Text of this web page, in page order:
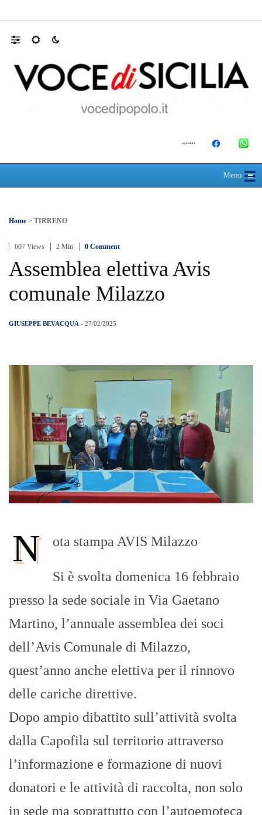
Menu≡
☰
Home > TIRRENO
607 Views 2 Min 0 Comment
Assemblea elettiva Avis
comunale Milazzo
GIUSEPPE BEVACQUA - 27/02/2025
N ota stampa AVIS Milazzo
Si è svolta domenica 16 febbraio
presso la sede sociale in Via Gaetano
Martino, l’annuale assemblea dei soci
dell’Avis Comunale di Milazzo,
quest’anno anche elettiva per il rinnovo
delle cariche direttive.
Dopo ampio dibattito sull’attività svolta
dalla Capofila sul territorio attraverso
l’informazione e formazione di nuovi
donatori e le attività di raccolta, non solo
in sede ma soprattutto con l’autoemoteca